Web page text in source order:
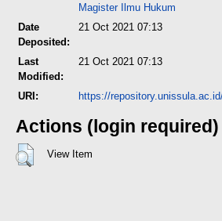
Magister Ilmu Hukum
Date
Deposited:
21 Oct 2021 07:13
Last
Modified:
21 Oct 2021 07:13
URI: https://
Actions (login required)
View Item